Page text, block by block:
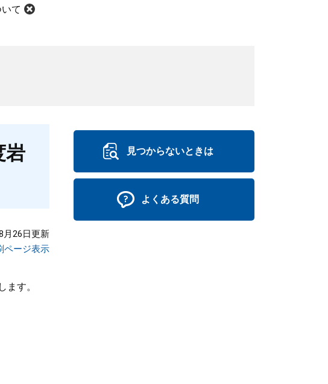
て
岩
月26日更新
ページ表示
す。
見つからないときは
よくある質問